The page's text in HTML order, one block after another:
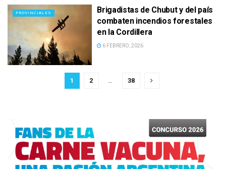
PROVINCIALES
Brigadistas de Chubut y del país
combaten incendios forestales
en la Cordillera
6 FEBRERO, 2026
1 2 38